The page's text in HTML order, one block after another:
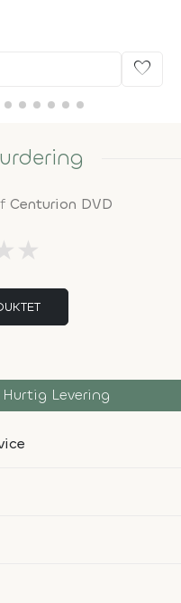
favorite
Centurion DVD
★
Levering